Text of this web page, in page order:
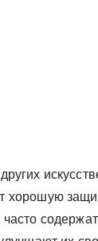
хорошую